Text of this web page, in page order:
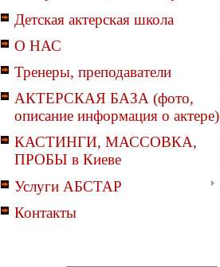
Детская актерская школа
О НАС
Тренеры, преподаватели
АКТЕРСКАЯ БАЗА (фото,
описание информация о актере)
КАСТИНГИ, МАССОВКА,
ПРОБЫ в Киеве
Услуги АБСТАР
Контакты